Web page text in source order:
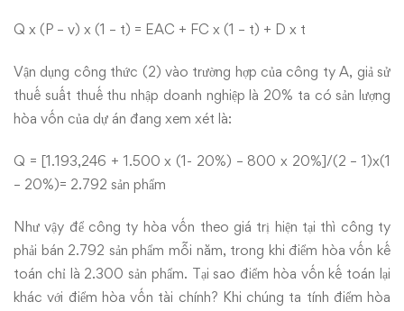
Q x (P – v) x (1 – t) = EAC + FC x (1 – t) + D x t
Vận dụng công thức (2) vào trường hợp của công ty A, giả sử
thuế suất thuế thu nhập doanh nghiệp là 20% ta có sản lượng
hòa vốn của dự án đang xem xét là:
Q = [1.193,246 + 1.500 x (1- 20%) – 800 x 20%]/(2 – 1)x(1
– 20%)= 2.792 sản phẩm
Như vậy để công ty hòa vốn theo giá trị hiện tại thì công ty
phải bán 2.792 sản phẩm mỗi năm, trong khi điểm hòa vốn kế
toán chỉ là 2.300 sản phẩm. Tại sao điểm hòa vốn kế toán lại
khác với điểm hòa vốn tài chính? Khi chúng ta tính điểm hòa